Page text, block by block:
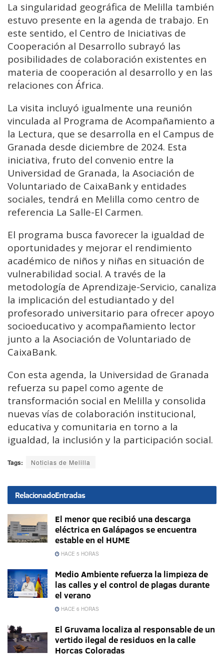
La singularidad geográfica de Melilla también
estuvo presente en la agenda de trabajo. En
este sentido, el Centro de Iniciativas de
Cooperación al Desarrollo subrayó las
posibilidades de colaboración existentes en
materia de cooperación al desarrollo y en las
relaciones con África.
La visita incluyó igualmente una reunión
vinculada al Programa de Acompañamiento a
la Lectura, que se desarrolla en el Campus de
Granada desde diciembre de 2024. Esta
iniciativa, fruto del convenio entre la
Universidad de Granada, la Asociación de
Voluntariado de CaixaBank y entidades
sociales, tendrá en Melilla como centro de
referencia La Salle-El Carmen.
El programa busca favorecer la igualdad de
oportunidades y mejorar el rendimiento
académico de niños y niñas en situación de
vulnerabilidad social. A través de la
metodología de Aprendizaje-Servicio, canaliza
la implicación del estudiantado y del
profesorado universitario para ofrecer apoyo
socioeducativo y acompañamiento lector
junto a la Asociación de Voluntariado de
CaixaBank.
Con esta agenda, la Universidad de Granada
refuerza su papel como agente de
transformación social en Melilla y consolida
nuevas vías de colaboración institucional,
educativa y comunitaria en torno a la
igualdad, la inclusión y la participación social.
Tags: Noticias de Melilla
RelacionadoEntradas
El menor que recibió una descarga
eléctrica en Galápagos se encuentra
estable en el HUME
HACE 5 HORAS
Medio Ambiente refuerza la limpieza de
las calles y el control de plagas durante
el verano
HACE 6 HORAS
El Gruvama localiza al responsable de un
vertido ilegal de residuos en la calle
Horcas Coloradas